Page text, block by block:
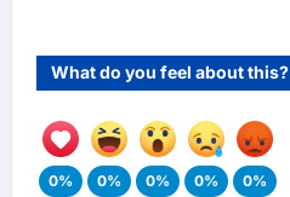
What do you feel about this?
0%
0%
0%
0%
0%